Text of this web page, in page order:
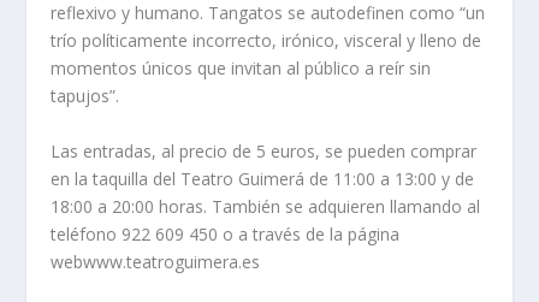
reflexivo y humano. Tangatos se autodefinen como “un
trío políticamente incorrecto, irónico, visceral y lleno de
momentos únicos que invitan al público a reír sin
tapujos”.
Las entradas, al precio de 5 euros, se pueden comprar
en la taquilla del Teatro Guimerá de 11:00 a 13:00 y de
18:00 a 20:00 horas. También se adquieren llamando al
teléfono 922 609 450 o a través de la página
webwww.teatroguimera.es